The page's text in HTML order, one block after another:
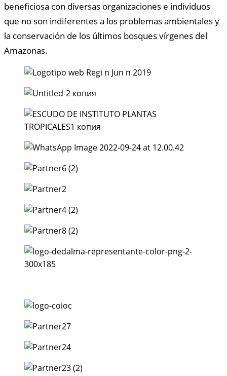
beneficiosa con diversas organizaciones e individuos
que no son indiferentes a los problemas ambientales y
la conservación de los últimos bosques vírgenes del
Amazonas.